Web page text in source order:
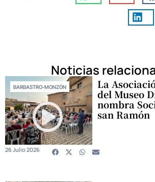
Noticias
BARBASTRO-MONZÓN La
del Museo
nombra
san Ramón
26 Julio 2026